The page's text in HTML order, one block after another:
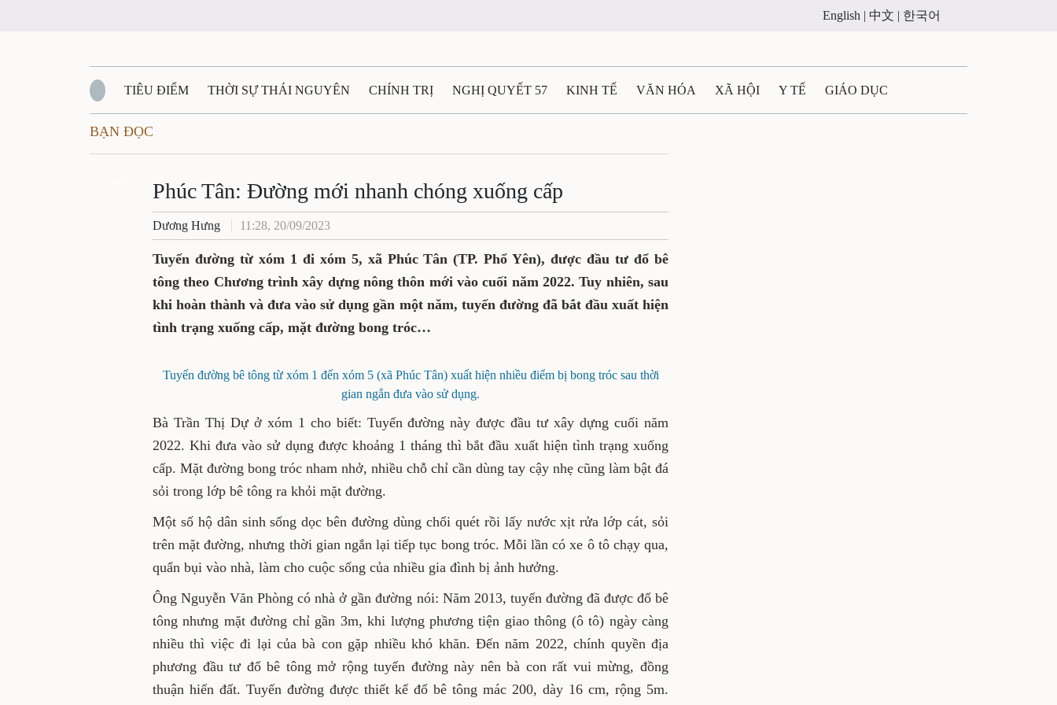
English | 中文 | 한국어
TIÊU ĐIỂM THỜI SỰ THÁI NGUYÊN CHÍNH TRỊ NGHỊ QUYẾT 57 KINH TẾ VĂN HÓA XÃ HỘI Y TẾ GIÁO DỤC
QUỐC PHÒNG - AN NINH
QUÊ HƯƠNG - ĐẤT NƯỚC QUỐC TẾ TÀI NGUYÊN - MÔI TRƯỜNG THỂ THAO
VĂN BẢN, CHÍNH SÁCH MỚI VĂN NGHỆ THÁI NGUYÊN
BẠN ĐỌC
Phúc Tân: Đường mới nhanh chóng xuống cấp
Dương Hưng 11:28, 20/09/2023
Tuyến đường từ xóm 1 đi xóm 5, xã Phúc Tân (TP. Phổ Yên), được đầu tư đổ bê
tông theo Chương trình xây dựng nông thôn mới vào cuối năm 2022. Tuy nhiên, sau
khi hoàn thành và đưa vào sử dụng gần một năm, tuyến đường đã bắt đầu xuất hiện
tình trạng xuống cấp, mặt đường bong tróc…
Tuyến đường bê tông từ xóm 1 đến xóm 5 (xã Phúc Tân) xuất hiện nhiều điểm bị bong tróc sau thời
gian ngắn đưa vào sử dụng.
Bà Trần Thị Dự ở xóm 1 cho biết: Tuyến đường này được đầu tư xây dựng cuối năm
2022. Khi đưa vào sử dụng được khoảng 1 tháng thì bắt đầu xuất hiện tình trạng xuống
cấp. Mặt đường bong tróc nham nhở, nhiều chỗ chỉ cần dùng tay cậy nhẹ cũng làm bật đá
sỏi trong lớp bê tông ra khỏi mặt đường.
Một số hộ dân sinh sống dọc bên đường dùng chổi quét rồi lấy nước xịt rửa lớp cát, sỏi
trên mặt đường, nhưng thời gian ngắn lại tiếp tục bong tróc. Mỗi lần có xe ô tô chạy qua,
quẩn bụi vào nhà, làm cho cuộc sống của nhiều gia đình bị ảnh hưởng.
Ông Nguyễn Văn Phòng có nhà ở gần đường nói: Năm 2013, tuyến đường đã được đổ bê
tông nhưng mặt đường chỉ gần 3m, khi lượng phương tiện giao thông (ô tô) ngày càng
nhiều thì việc đi lại của bà con gặp nhiều khó khăn. Đến năm 2022, chính quyền địa
phương đầu tư đổ bê tông mở rộng tuyến đường này nên bà con rất vui mừng, đồng
thuận hiến đất. Tuyến đường được thiết kế đổ bê tông mác 200, dày 16 cm, rộng 5m.